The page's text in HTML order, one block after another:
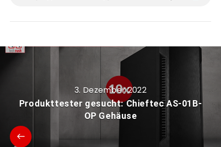
3. Dezember 2022
Produkttester gesucht: Chieftec AS-01B-
OP Gehäuse